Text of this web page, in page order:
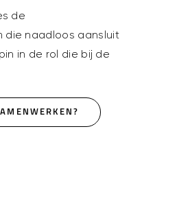
de
die naadloos aansluit
in de rol die bij de